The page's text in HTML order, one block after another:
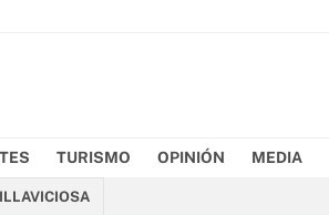
TURISMO OPINIÓN MEDIA